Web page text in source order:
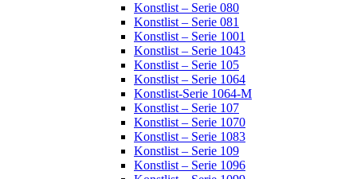
Konstlist – Serie 080
Konstlist – Serie 081
Konstlist – Serie 1001
Konstlist – Serie 1043
Konstlist – Serie 105
Konstlist – Serie 1064
Konstlist-Serie 1064-M
Konstlist – Serie 107
Konstlist – Serie 1070
Konstlist – Serie 1083
Konstlist – Serie 109
Konstlist – Serie 1096